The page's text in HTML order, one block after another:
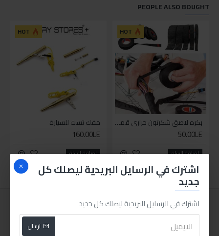
اشترك في الرسايل البريدية ليصلك كل
جديد
اشترك في الرسايل البريدية ليصلك كل جديد
ارسال
PEOPLE ALSO BOUGHT
HOT
بكره لاصق شكرتون حراري قماش
50.00LE
اضافة للسلة
HOT
مفك تست للسيارة
160.00LE
اضافة للسلة